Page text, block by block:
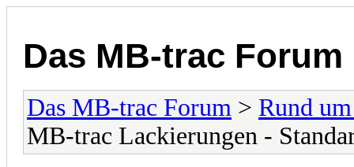
Das MB-trac Forum
Das MB-trac Forum > Rund
MB-trac Lackierungen -